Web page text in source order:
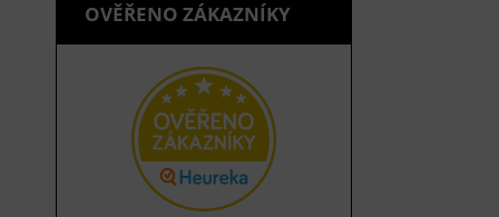
OVĚŘENO ZÁKAZNÍKY